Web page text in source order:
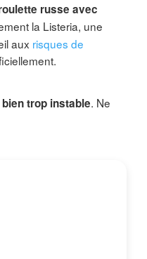
russe avec
la Listeria, une
aux risques de
trop instable. Ne